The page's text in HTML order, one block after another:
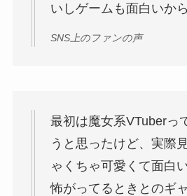
いしゲームも面白いか
SNS上のファンの声
最初は魔女系VTuberっ
うと思ったけど、実際
ゃくちゃ可愛くて面白
怖がってるときとのギ